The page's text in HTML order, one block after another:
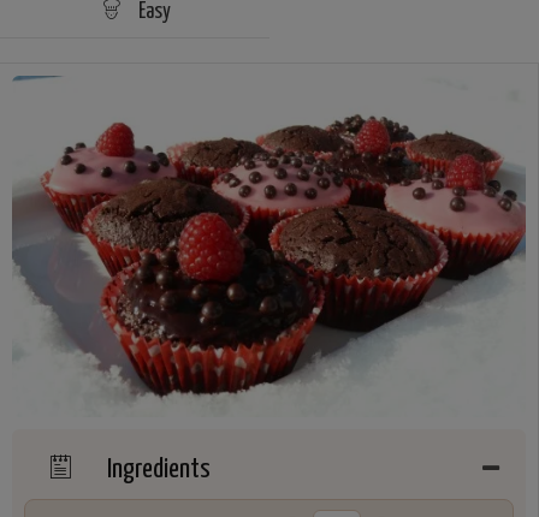
Easy
Ingredients